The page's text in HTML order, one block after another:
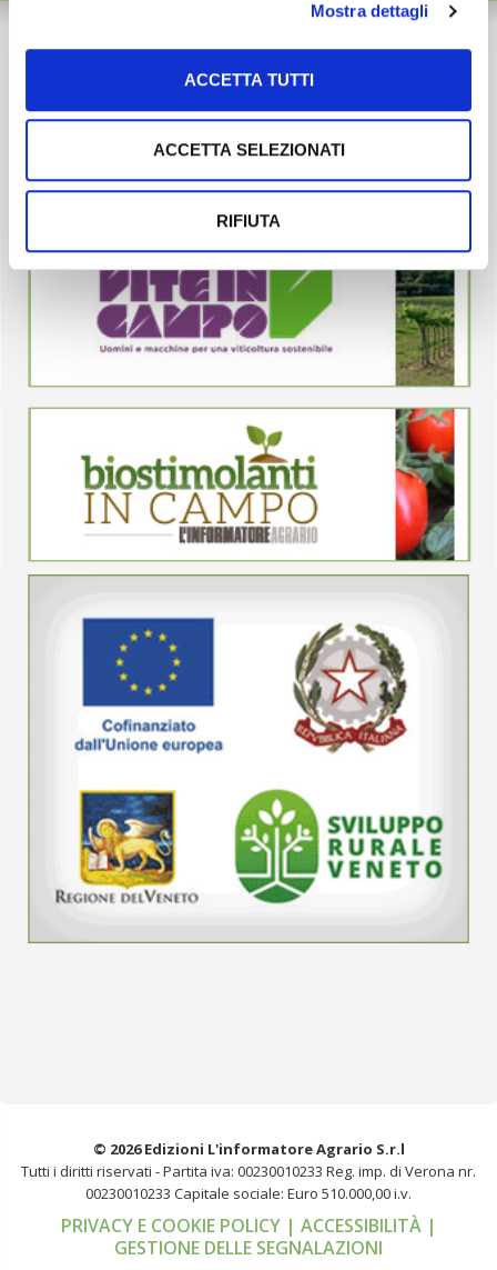
Mostra dettagli
ACCETTA TUTTI
ACCETTA SELEZIONATI
RIFIUTA
© 2026 Edizioni L'informatore Agrario S.r.l
Tutti i diritti riservati -Partita iva: 00230010233 Reg. imp. di Verona nr.
00230010233 Capitale sociale: Euro 510.000,00 i.v.
PRIVACY E COOKIE POLICY | ACCESSIBILITÀ |
GESTIONE DELLE SEGNALAZIONI